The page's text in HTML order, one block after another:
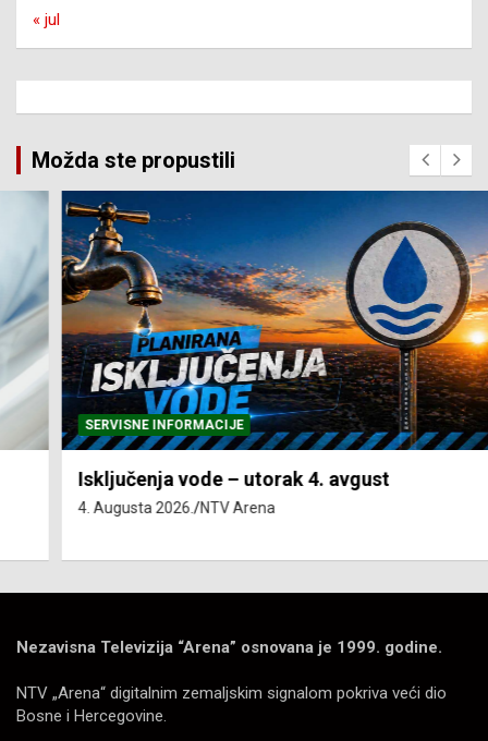
« jul
Možda ste propustili
SERVISNE INFORMACIJE
Isključenja vode – utorak 4. avgust
4. Augusta 2026. NTV Arena
Nezavisna Televizija “Arena” osnovana je 1999. godine.
NTV „Arena“ digitalnim zemaljskim signalom pokriva veći dio
Bosne i Hercegovine.